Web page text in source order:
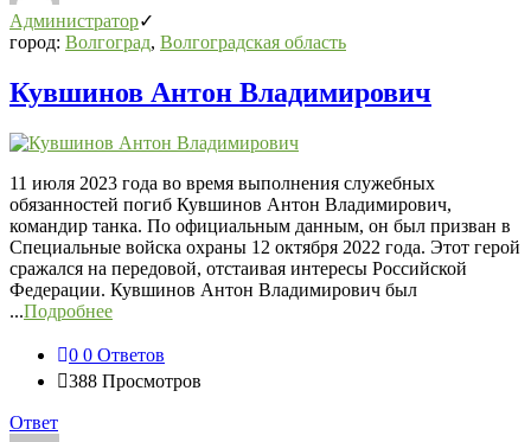
Администратор
город: Волгоград, Волгоградская область
Кувшинов Антон Владимирович
11 июля 2023 года во время выполнения служебных
обязанностей погиб Кувшинов Антон Владимирович,
командир танка. По официальным данным, он был призван в
Специальные войска охраны 12 октября 2022 года. Этот герой
сражался на передовой, отстаивая интересы Российской
Федерации. Кувшинов Антон Владимирович был
...Подробнее
0 0 Ответов
388 Просмотров
Ответ